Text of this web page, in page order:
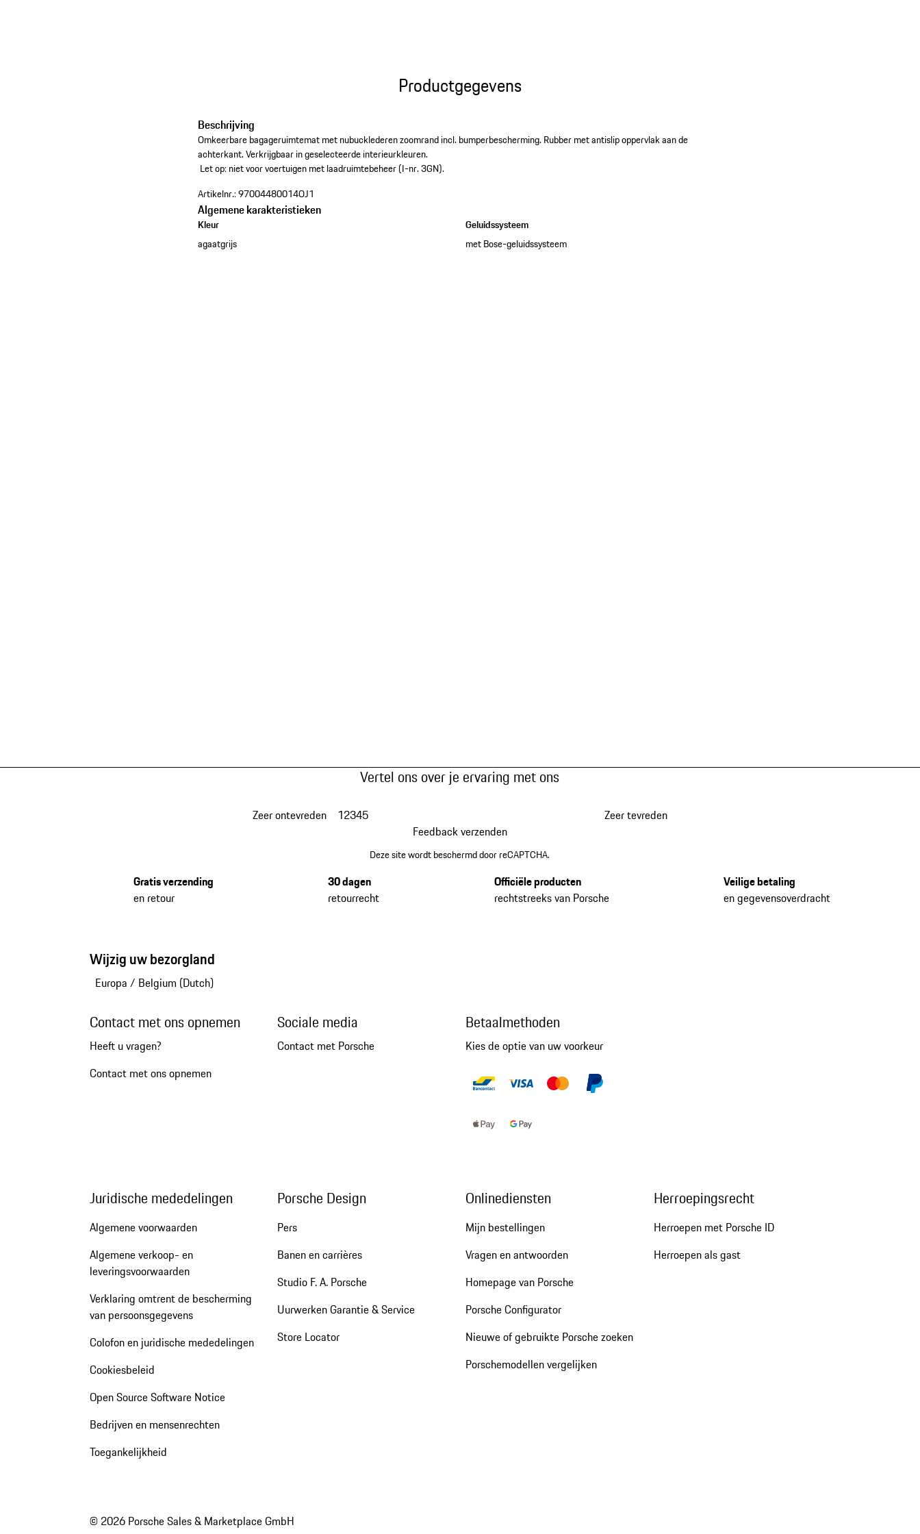
Productgegevens
Beschrijving
Omkeerbare bagageruimtemat met nubucklederen zoomrand incl. bumperbescherming. Rubber met antislip oppervlak aan de
achterkant. Verkrijgbaar in geselecteerde interieurkleuren.
Let op: niet voor voertuigen met laadruimtebeheer (I-nr. 3GN).
Artikelnr.:97004480014OJ1
Algemene karakteristieken
Kleur
agaatgrijs
Geluidssysteem
met Bose-geluidssysteem
Vertel ons over je ervaring met ons
Zeer ontevreden 12345
Zeer tevreden
Feedback verzenden
Deze site wordt beschermd door reCAPTCHA.
Gratis verzending
en retour
30 dagen
retourrecht
Officiële producten
rechtstreeks van Porsche
Veilige betaling
en gegevensoverdracht
Wijzig uw bezorgland
Europa / Belgium (Dutch)
Contact met ons opnemen
Heeft u vragen?
Contact met ons opnemen
Sociale media
Contact met Porsche
Betaalmethoden
Kies de optie van uw voorkeur
Juridische mededelingen
Algemene voorwaarden
Algemene verkoop- en
leveringsvoorwaarden
Verklaring omtrent de bescherming
van persoonsgegevens
Colofon en juridische mededelingen
Cookiesbeleid
Open Source Software Notice
Bedrijven en mensenrechten
Toegankelijkheid
Porsche Design
Pers
Banen en carrières
Studio F. A. Porsche
Uurwerken Garantie & Service
Store Locator
Onlinediensten
Mijn bestellingen
Vragen en antwoorden
Homepage van Porsche
Porsche Configurator
Nieuwe of gebruikte Porsche zoeken
Porschemodellen vergelijken
Herroepingsrecht
Herroepen met Porsche ID
Herroepen als gast
© 2026 Porsche Sales & Marketplace GmbH